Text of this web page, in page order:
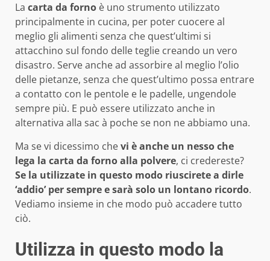
La carta da forno è uno strumento utilizzato
principalmente in cucina, per poter cuocere al
meglio gli alimenti senza che quest’ultimi si
attacchino sul fondo delle teglie creando un vero
disastro. Serve anche ad assorbire al meglio l’olio
delle pietanze, senza che quest’ultimo possa entrare
a contatto con le pentole e le padelle, ungendole
sempre più. E può essere utilizzato anche in
alternativa alla sac à poche se non ne abbiamo una.
Ma se vi dicessimo chevi è anche un nesso che
lega la carta da forno alla polvere, ci credereste?
Se la utilizzate in questo modo riuscirete a dirle
‘addio’ per sempre e sarà solo un lontano ricordo.
Vediamo insieme in che modo può accadere tutto
ciò.
Utilizza in questo modo la